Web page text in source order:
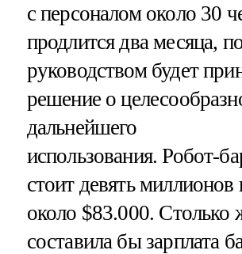
с персоналом около 30
продлится два месяца,
руководством будет
решение о
дальнейшего
использования. Робот-
стоит девять миллионов
около $83.000. Столько
составила бы зарплата